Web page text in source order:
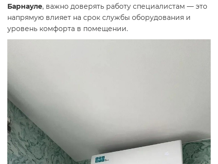
Барнауле, важно доверять работу специалистам — это
напрямую влияет на срок службы оборудования и
уровень комфорта в помещении.